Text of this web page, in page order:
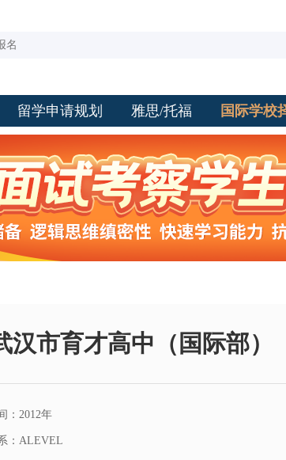
留学申请规划 雅思/托福 国际学校
汉市育才高中（国际部）
：2012年
：ALEVEL